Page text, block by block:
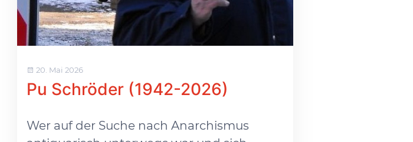
20. Mai 2026
Pu Schröder (1942-2026)
Wer auf der Suche nach Anarchismus